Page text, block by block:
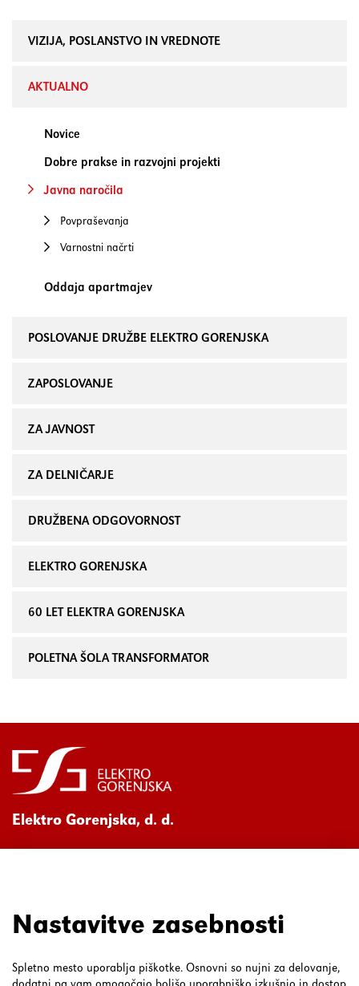
VIZIJA, POSLANSTVO IN VREDNOTE
AKTUALNO
Novice
Dobre prakse in razvojni projekti
Javna naročila
Povpraševanja
Varnostni načrti
Oddaja apartmajev
POSLOVANJE DRUŽBE ELEKTRO GORENJSKA
ZAPOSLOVANJE
ZA JAVNOST
ZA DELNIČARJE
DRUŽBENA ODGOVORNOST
ELEKTRO GORENJSKA
60 LET ELEKTRA GORENJSKA
POLETNA ŠOLA TRANSFORMATOR
Elektro Gorenjska, d. d.
Nastavitve zasebnosti
Spletno mesto uporablja piškotke. Osnovni so nujni za delovanje,